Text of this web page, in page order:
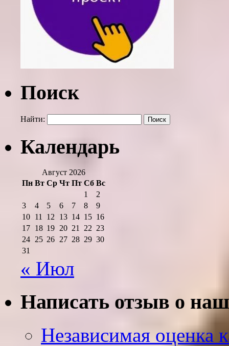
Поиск
Найти:
Календарь
Август 2026
Пн Вт Ср Чт Пт Сб Вс
1
2
3
4 5 6 7 8
9
10 11 12 13 14 15 16
17 18 19 20 21 22 23
24 25 26 27 28 29 30
31
« Июл
Написать отзыв о
Независимая оценка